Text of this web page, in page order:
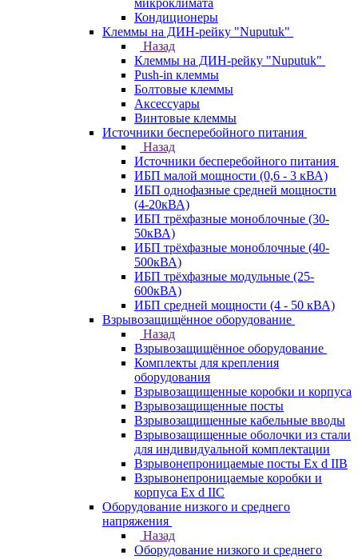
микроклимата
Кондиционеры
Клеммы на ДИН-рейку "Nuputuk"
Назад
Клеммы на ДИН-рейку "Nuputuk"
Push-in клеммы
Болтовые клеммы
Аксессуары
Винтовые клеммы
Источники бесперебойного питания
Назад
Источники бесперебойного питания
ИБП малой мощности (0,6 - 3 кВА)
ИБП однофазные средней мощности
(4-20кВА)
ИБП трёхфазные моноблочные (30-
50кВА)
ИБП трёхфазные моноблочные (40-
500кВА)
ИБП трёхфазные модульные (25-
600кВА)
ИБП средней мощности (4 - 50 кВА)
Взрывозащищённое оборудование
Назад
Взрывозащищённое оборудование
Комплекты для крепления
оборудования
Взрывозащищенные коробки и корпуса
Взрывозащищенные посты
Взрывозащищенные кабельные вводы
Взрывозащищенные оболочки из стали
для индивидуальной комплектации
Взрывонепроницаемые посты Ex d IIB
Взрывонепроницаемые коробки и
корпуса Ex d IIС
Оборудование низкого и среднего
напряжения
Назад
Оборудование низкого и среднего